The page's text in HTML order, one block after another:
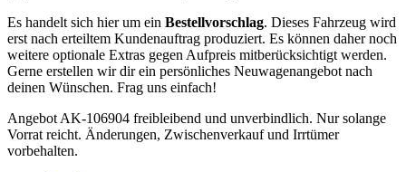
Es handelt sich hier um ein Bestellvorschlag. Dieses Fahrzeug wird
erst nach erteiltem Kundenauftrag produziert. Es können daher noch
weitere optionale Extras gegen Aufpreis mitberücksichtigt werden.
Gerne erstellen wir dir ein persönliches Neuwagenangebot nach
deinen Wünschen. Frag uns einfach!
Angebot AK-106904 freibleibend und unverbindlich. Nur solange
Vorrat reicht. Änderungen, Zwischenverkauf und Irrtümer
vorbehalten.